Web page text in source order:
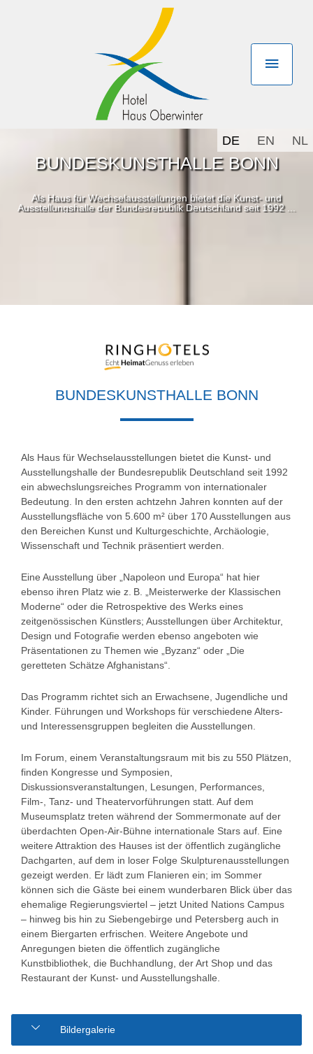
DE EN NL
BUNDESKUNSTHALLE BONN
Als Haus für Wechselausstellungen bietet die Kunst- und
Ausstellungshalle der Bundesrepublik Deutschland seit 1992 ...
BUNDESKUNSTHALLE BONN
Als Haus für Wechselausstellungen bietet die Kunst- und
Ausstellungshalle der Bundesrepublik Deutschland seit 1992
ein abwechslungsreiches Programm von internationaler
Bedeutung. In den ersten achtzehn Jahren konnten auf der
Ausstellungsfläche von 5.600 m² über 170 Ausstellungen aus
den Bereichen Kunst und Kulturgeschichte, Archäologie,
Wissenschaft und Technik präsentiert werden.
Eine Ausstellung über „Napoleon und Europa“ hat hier
ebenso ihren Platz wie z. B. „Meisterwerke der Klassischen
Moderne“ oder die Retrospektive des Werks eines
zeitgenössischen Künstlers; Ausstellungen über Architektur,
Design und Fotografie werden ebenso angeboten wie
Präsentationen zu Themen wie „Byzanz“ oder „Die
geretteten Schätze Afghanistans“.
Das Programm richtet sich an Erwachsene, Jugendliche und
Kinder. Führungen und Workshops für verschiedene Alters-
und Interessensgruppen begleiten die Ausstellungen.
Im Forum, einem Veranstaltungsraum mit bis zu 550 Plätzen,
finden Kongresse und Symposien,
Diskussionsveranstaltungen, Lesungen, Performances,
Film-, Tanz- und Theatervorführungen statt. Auf dem
Museumsplatz treten während der Sommermonate auf der
überdachten Open-Air-Bühne internationale Stars auf. Eine
weitere Attraktion des Hauses ist der öffentlich zugängliche
Dachgarten, auf dem in loser Folge Skulpturenausstellungen
gezeigt werden. Er lädt zum Flanieren ein; im Sommer
können sich die Gäste bei einem wunderbaren Blick über das
ehemalige Regierungsviertel – jetzt United Nations Campus
– hinweg bis hin zu Siebengebirge und Petersberg auch in
einem Biergarten erfrischen. Weitere Angebote und
Anregungen bieten die öffentlich zugängliche
Kunstbibliothek, die Buchhandlung, der Art Shop und das
Restaurant der Kunst- und Ausstellungshalle.
Bildergalerie